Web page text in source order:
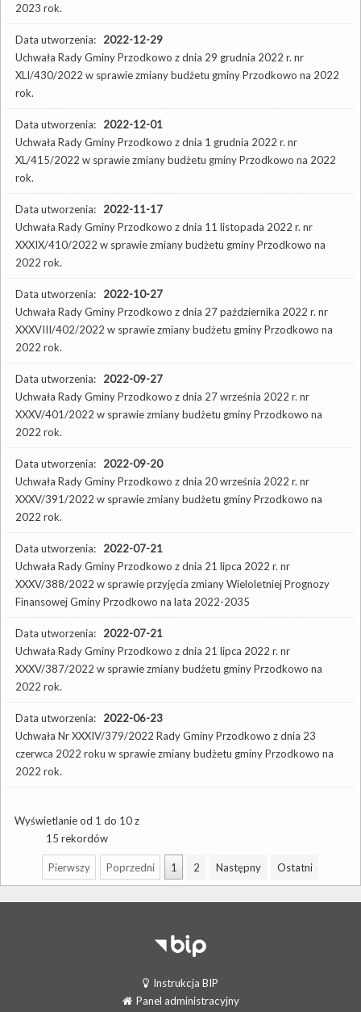
2023 rok.
Data utworzenia: 2022-12-29
Uchwała Rady Gminy Przodkowo z dnia 29 grudnia 2022 r. nr
XLI/430/2022 w sprawie zmiany budżetu gminy Przodkowo na 2022
rok.
Data utworzenia: 2022-12-01
Uchwała Rady Gminy Przodkowo z dnia 1 grudnia 2022 r. nr
XL/415/2022 w sprawie zmiany budżetu gminy Przodkowo na 2022
rok.
Data utworzenia: 2022-11-17
Uchwała Rady Gminy Przodkowo z dnia 11 listopada 2022 r. nr
XXXIX/410/2022 w sprawie zmiany budżetu gminy Przodkowo na
2022 rok.
Data utworzenia: 2022-10-27
Uchwała Rady Gminy Przodkowo z dnia 27 października 2022 r. nr
XXXVIII/402/2022 w sprawie zmiany budżetu gminy Przodkowo na
2022 rok.
Data utworzenia: 2022-09-27
Uchwała Rady Gminy Przodkowo z dnia 27 września 2022 r. nr
XXXV/401/2022 w sprawie zmiany budżetu gminy Przodkowo na
2022 rok.
Data utworzenia: 2022-09-20
Uchwała Rady Gminy Przodkowo z dnia 20 września 2022 r. nr
XXXV/391/2022 w sprawie zmiany budżetu gminy Przodkowo na
2022 rok.
Data utworzenia: 2022-07-21
Uchwała Rady Gminy Przodkowo z dnia 21 lipca 2022 r. nr
XXXV/388/2022 w sprawie przyjęcia zmiany Wieloletniej Prognozy
Finansowej Gminy Przodkowo na lata 2022-2035
Data utworzenia: 2022-07-21
Uchwała Rady Gminy Przodkowo z dnia 21 lipca 2022 r. nr
XXXV/387/2022 w sprawie zmiany budżetu gminy Przodkowo na
2022 rok.
Data utworzenia: 2022-06-23
Uchwała Nr XXXIV/379/2022 Rady Gminy Przodkowo z dnia 23
czerwca 2022 roku w sprawie zmiany budżetu gminy Przodkowo na
2022 rok.
Wyświetlanie od 1 do 10 z
15 rekordów
Pierwszy Poprzedni 1 2 Następny Ostatni
Instrukcja BIP
Panel administracyjny